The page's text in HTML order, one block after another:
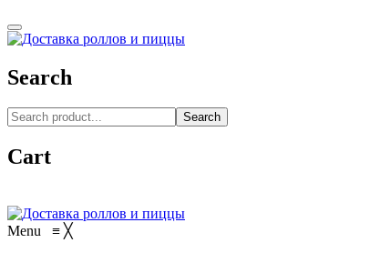
Search
Search
Cart
Menu ≡ ╳